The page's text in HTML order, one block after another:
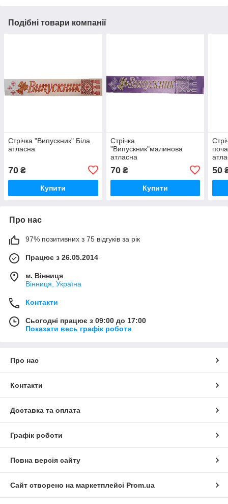
Подібні товари компанії
Стрічка "Випускник" Біла
атласна
70 ₴
Купити
Стрічка
"Випускник"малинова
атласна
70₴
Купити
50
Про нас
97% позитивних з 75 відгуків за рік
Працює з 26.05.2014
м. Вінниця
Вінниця, Україна
Контакти
Сьогодні працює з 09:00 до 17:00
Показати весь графік роботи
Про нас
Контакти
Доставка та оплата
Графік роботи
Повна версія сайту
Сайт створено на маркетплейсі Prom.ua